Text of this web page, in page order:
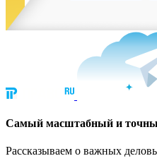
Cамый масштабный и
Рассказываем о важных